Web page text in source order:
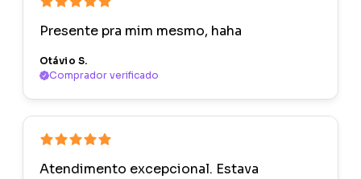
Presente pra mim mesmo, haha
Otávio S.
Comprador verificado
Atendimento excepcional. Estava